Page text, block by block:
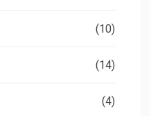
(10)
(14)
(4)